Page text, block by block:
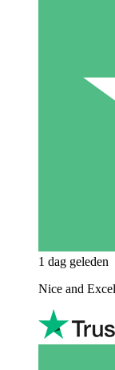
1 dag geleden
Nice and